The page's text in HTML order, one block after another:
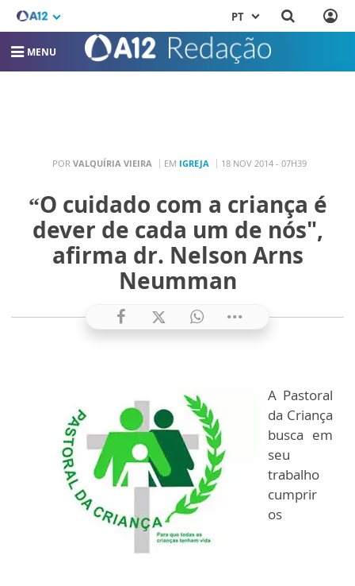
PT
MENU
POR VALQUÍRIA VIEIRA EM IGREJA 18 NOV 2014 - 07H39
“O cuidado com a criança é
dever de cada um de nós",
afirma dr. Nelson Arns
Neumman
A Pastoral
da Criança
busca em
seu
trabalho
cumprir
os